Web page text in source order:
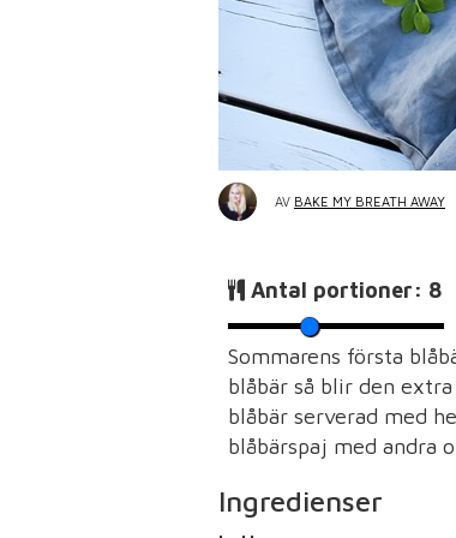
AV BAKE MY BREATH AWAY
Antal portioner: 8
Sommarens första
blåbär så blir den
blåbär serverad med
blåbärspaj med andra
Ingredienser